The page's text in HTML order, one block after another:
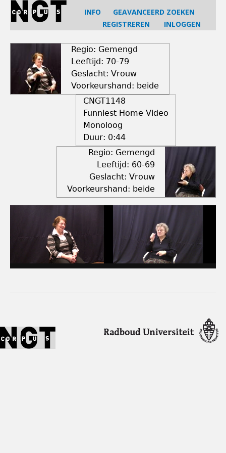
Jump
navigation
INFO
GEAVANCEERD ZOEKEN
REGISTREREN
INLOGGEN
Regio: Gemengd
Leeftijd: 70-79
Geslacht: Vrouw
Voorkeurshand: beide
CNGT1148
Funniest Home Video
Monoloog
Duur: 0:44
Regio: Gemengd
Leeftijd: 60-69
Geslacht: Vrouw
Voorkeurshand: beide